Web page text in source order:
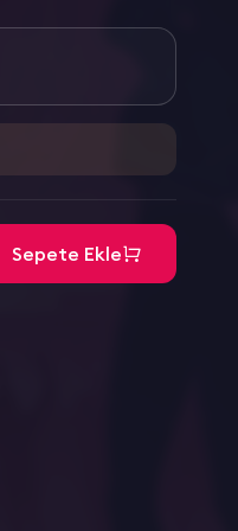
Sepete Ekle